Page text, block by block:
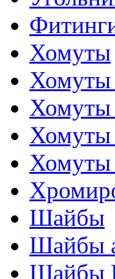
Хомуты
Хомуты
Хомуты
Хомуты
Хомуты
Шайбы
Шайбы
Шайбы